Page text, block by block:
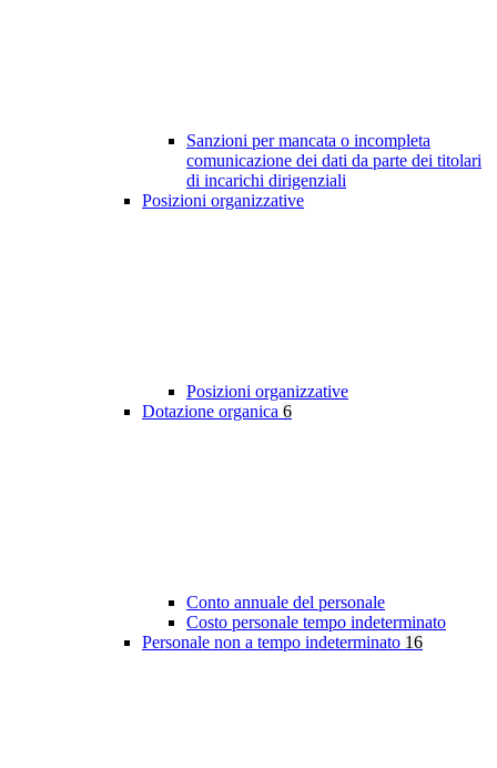
Sanzioni per mancata o incompleta
comunicazione dei dati da parte dei titolari
di incarichi dirigenziali
Posizioni organizzative
Posizioni organizzative
Dotazione organica 6
Conto annuale del personale
Costo personale tempo indeterminato
Personale non a tempo indeterminato 16